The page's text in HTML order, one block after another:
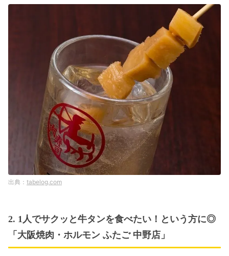
tabelog.com
2. 1人でサクッと牛タンを食べたい！という方に◎
「大阪焼肉・ホルモン ふたご 中野店」